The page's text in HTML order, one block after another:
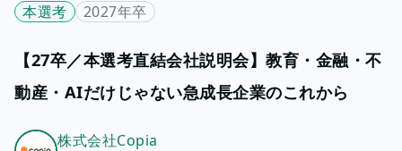
本選考 2027年卒
【27卒／本選考直結会社説明会】教育・金融・不
動産・AIだけじゃない急成長企業のこれから
株式会社Copia